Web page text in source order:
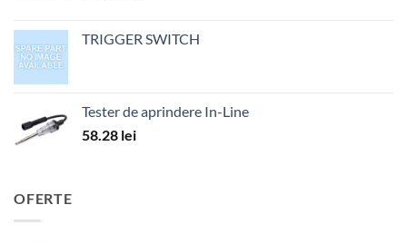
TRIGGER SWITCH
Tester de aprindere In-Line
58.28 lei
OFERTE